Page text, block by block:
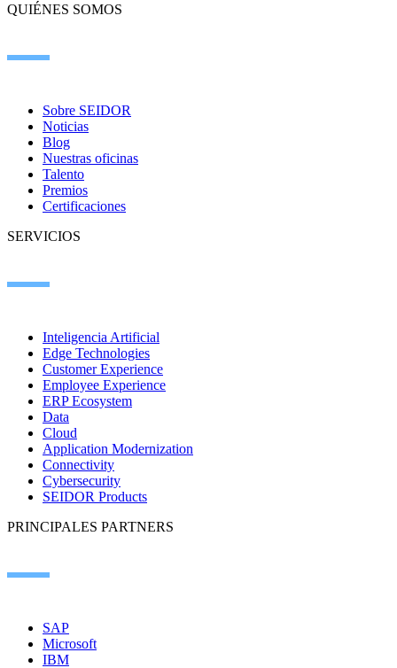
QUIÉNES SOMOS
Sobre SEIDOR
Noticias
Blog
Nuestras oficinas
Talento
Premios
Certificaciones
SERVICIOS
Inteligencia Artificial
Edge Technologies
Customer Experience
Employee Experience
ERP Ecosystem
Data
Cloud
Application Modernization
Connectivity
Cybersecurity
SEIDOR Products
PRINCIPALES PARTNERS
SAP
Microsoft
IBM